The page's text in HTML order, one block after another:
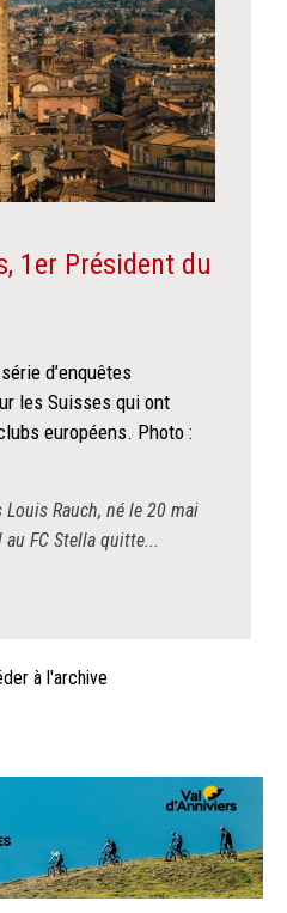
1er Président du
d’enquêtes
les Suisses qui ont
européens. Photo :
Rauch, né le 20 mai
FC Stella quitte...
à l'archive